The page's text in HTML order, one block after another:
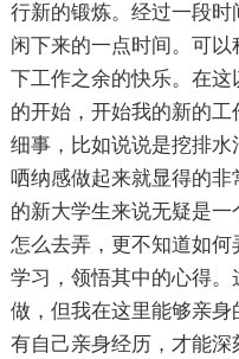
行新的锻炼。经过一段
闲下来的一点时间。可
下工作之余的快乐。在
的开始，开始我的新的
细事，比如说说是挖排
哂纳感做起来就显得的
的新大学生来说无疑是
怎么去弄，更不知道如
学习，领悟其中的心得
做，但我在这里能够亲
有自己亲身经历，才能深